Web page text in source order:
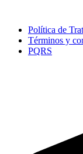
Política de
Términos y
PQRS